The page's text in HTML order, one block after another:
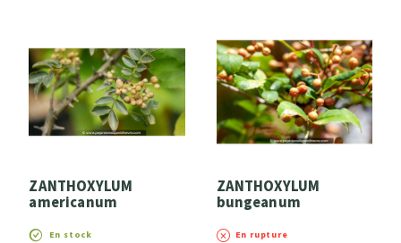
ZANTHOXYLUM
americanum
En stock
ZANTHOXYLUM
bungeanum
En rupture